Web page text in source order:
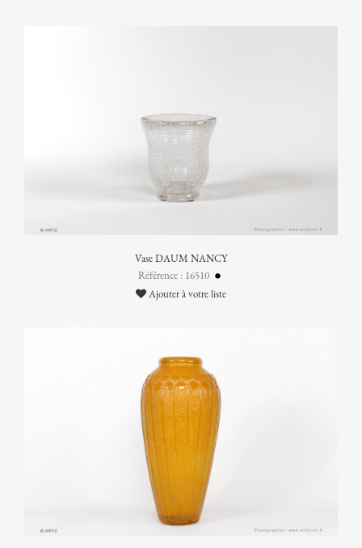
Vase DAUM NANCY
Référence : 16510
Ajouter à votre liste